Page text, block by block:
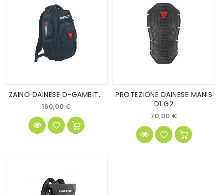
ZAINO DAINESE D-GAMBIT...
160,00 €
PROTEZIONE DAINESE MANIS
D1 G2
70,00 €